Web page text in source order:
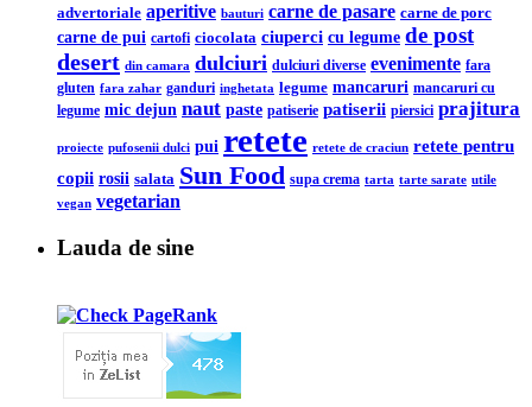
advertoriale aperitive bauturi carne de pasare carne de porc
carne de pui cartofi ciocolata ciuperci cu legume de post
desert din camara dulciuri dulciuri diverse evenimente fara
gluten fara zahar ganduri inghetata legume mancaruri mancaruri cu
legume mic dejun naut paste patiserie patiserii piersici prajitura
proiecte pufosenii dulci pui retete retete de craciun retete pentru
copii rosii salata Sun Food supa crema tarta tarte sarate utile
vegan vegetarian
Lauda de sine